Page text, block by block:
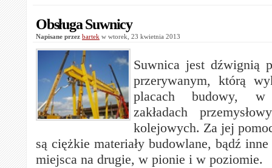
Obsługa Suwnicy
Napisane przez bartek w wtorek, 23 kwietnia 2013
Suwnica jest dźwignią
przerywanym, którą
placach budowy,
zakładach
kolejowych. Za jej
są ciężkie materiały budowlane, bądź
miejsca na drugie, w pionie i w poziomie.